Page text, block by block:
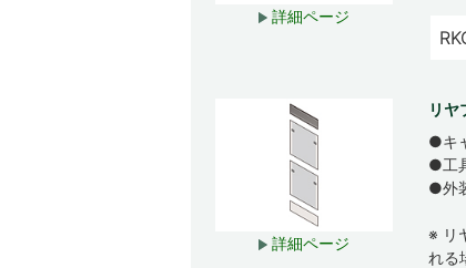
詳細ページ
詳細ページ
リヤ
●キ
●工
●外
※ リ
れる